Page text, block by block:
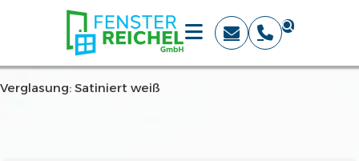
Verglasung: Satiniert weiß